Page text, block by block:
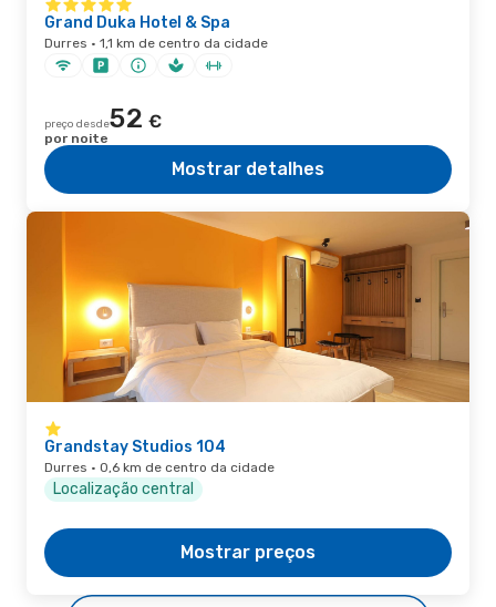
Grand Duka Hotel & Spa
Durres · 1,1 km de centro da cidade
preço desde52 €
por noite
Mostrar detalhes
Grandstay Studios 104
Durres · 0,6 km de centro da cidade
Localização central
Mostrar preços